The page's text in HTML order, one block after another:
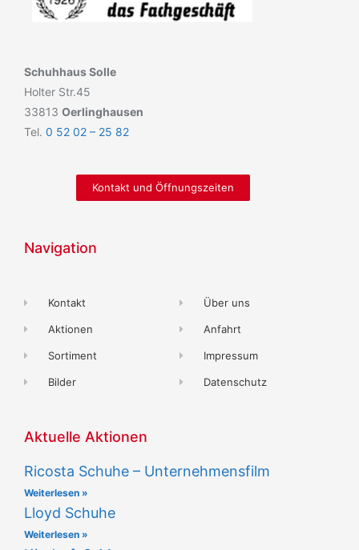
Schuhhaus Solle
Holter Str.45
33813 Oerlinghausen
Tel. 0 52 02 – 25 82
Kontakt und Öffnungszeiten
Navigation
Kontakt
Aktionen
Sortiment
Bilder
Über uns
Anfahrt
Impressum
Datenschutz
Aktuelle Aktionen
Ricosta Schuhe – Unternehmensfilm
Weiterlesen »
Lloyd Schuhe
Weiterlesen »